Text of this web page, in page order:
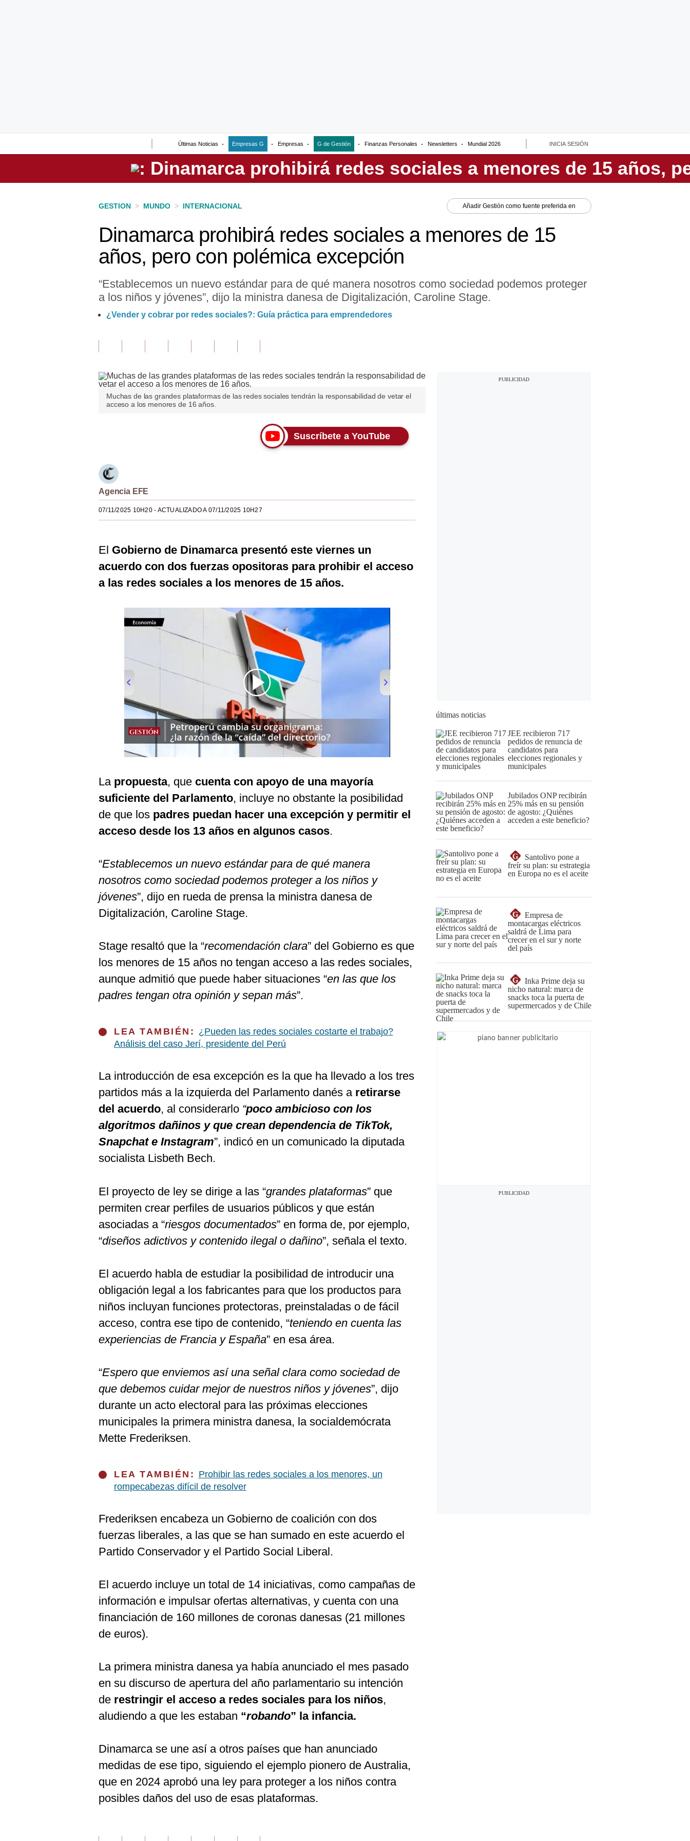
Últimas Noticias Empresas G Empresas G de Gestión Finanzas Personales Newsletters Mundial 2026 INICIA SESIÓN
Perú
GESTION > MUNDO > INTERNACIONAL Añadir Gestión como fuente preferida en
Dinamarca prohibirá redes sociales a menores de 15
años, pero con polémica excepción
“Establecemos un nuevo estándar para de qué manera nosotros como sociedad podemos proteger
a los niños y jóvenes”, dijo la ministra danesa de Digitalización, Caroline Stage.
¿Vender y cobrar por redes sociales?: Guía práctica para emprendedores
Muchas de las grandes plataformas de las redes sociales tendrán la responsabilidad de vetar el
acceso a los menores de 16 años.
Suscríbete a YouTube
Agencia EFE
07/11/2025 10H20- ACTUALIZADO A 07/11/2025 10H27
El Gobierno de Dinamarca presentó este viernes un
acuerdo con dos fuerzas opositoras para prohibir el acceso
a las redes sociales a los menores de 15 años.
La propuesta, que cuenta con apoyo de una mayoría
suficiente del Parlamento, incluye no obstante la posibilidad
de que los padres puedan hacer una excepción y permitir el
acceso desde los 13 años en algunos casos.
“Establecemos un nuevo estándar para de qué manera
nosotros como sociedad podemos proteger a los niños y
jóvenes”, dijo en rueda de prensa la ministra danesa de
Digitalización, Caroline Stage.
Stage resaltó que la “recomendación clara” del Gobierno es que
los menores de 15 años no tengan acceso a las redes sociales,
aunque admitió que puede haber situaciones “en las que los
padres tengan otra opinión y sepan más”.
LEA TAMBIÉN: ¿Pueden las redes sociales costarte el trabajo?
Análisis del caso Jerí, presidente del Perú
La introducción de esa excepción es la que ha llevado a los tres
partidos más a la izquierda del Parlamento danés a retirarse
del acuerdo, al considerarlo “poco ambicioso con los
algoritmos dañinos y que crean dependencia de TikTok,
Snapchat e Instagram”, indicó en un comunicado la diputada
socialista Lisbeth Bech.
El proyecto de ley se dirige a las “grandes plataformas” que
permiten crear perfiles de usuarios públicos y que están
asociadas a “riesgos documentados” en forma de, por ejemplo,
“diseños adictivos y contenido ilegal o dañino”, señala el texto.
El acuerdo habla de estudiar la posibilidad de introducir una
obligación legal a los fabricantes para que los productos para
niños incluyan funciones protectoras, preinstaladas o de fácil
acceso, contra ese tipo de contenido, “teniendo en cuenta las
experiencias de Francia y España” en esa área.
“Espero que enviemos así una señal clara como sociedad de
que debemos cuidar mejor de nuestros niños y jóvenes”, dijo
durante un acto electoral para las próximas elecciones
municipales la primera ministra danesa, la socialdemócrata
Mette Frederiksen.
LEA TAMBIÉN: Prohibir las redes sociales a los menores, un
rompecabezas difícil de resolver
Frederiksen encabeza un Gobierno de coalición con dos
fuerzas liberales, a las que se han sumado en este acuerdo el
Partido Conservador y el Partido Social Liberal.
El acuerdo incluye un total de 14 iniciativas, como campañas de
información e impulsar ofertas alternativas, y cuenta con una
financiación de 160 millones de coronas danesas (21 millones
de euros).
La primera ministra danesa ya había anunciado el mes pasado
en su discurso de apertura del año parlamentario su intención
de restringir el acceso a redes sociales para los niños,
aludiendo a que les estaban “robando” la infancia.
Dinamarca se une así a otros países que han anunciado
medidas de ese tipo, siguiendo el ejemplo pionero de Australia,
que en 2024 aprobó una ley para proteger a los niños contra
posibles daños del uso de esas plataformas.
últimas noticias
JEE recibieron 717
pedidos de renuncia de
candidatos para
elecciones regionales y
municipales
Jubilados ONP recibirán
25% más en su pensión
de agosto: ¿Quiénes
acceden a este beneficio?
G
Santolivo pone a
freír su plan: su estrategia
en Europa no es el aceite
G
Empresa de
montacargas eléctricos
saldrá de Lima para
crecer en el sur y norte
del país
G
Inka Prime deja su
nicho natural: marca de
snacks toca la puerta de
supermercados y de Chile